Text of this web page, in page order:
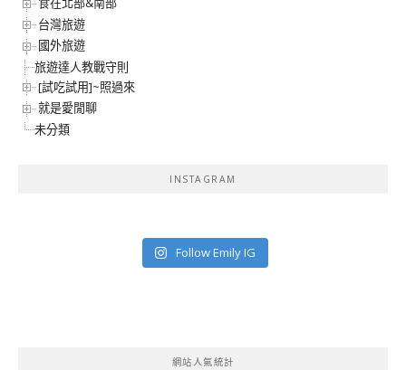
台灣旅遊
國外旅遊
旅遊達人教戰守則
[試吃試用]~照過來
就是愛閒聊
未分類
INSTAGRAM
Follow Emily IG
網站人氣統計